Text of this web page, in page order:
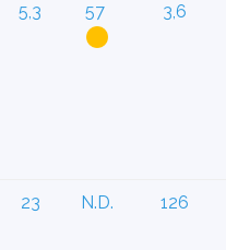
5,3 57 3,6
23 N.D. 126